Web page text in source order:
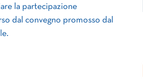
la partecipazione
dal convegno promosso dal